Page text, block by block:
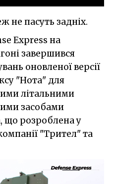
не пасуть задніх.
Express на
завершився
оновленої версії
"Нота" для
літальними
засобами
що розроблена у
"Трител" та